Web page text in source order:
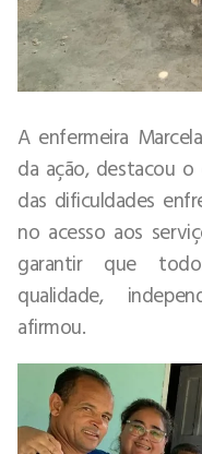
A enfermeira
da ação, destacou o
das dificuldades
no acesso aos
garantir que
qualidade,
afirmou.